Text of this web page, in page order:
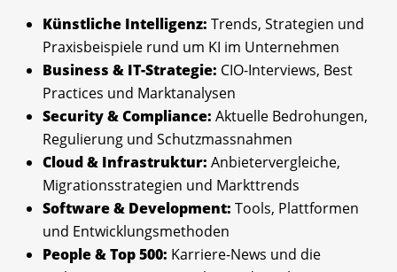
Künstliche Intelligenz: Trends, Strategien und
Praxisbeispiele rund um KI im Unternehmen
Business & IT-Strategie: CIO-Interviews, Best
Practices und Marktanalysen
Security & Compliance: Aktuelle Bedrohungen,
Regulierung und Schutzmassnahmen
Cloud & Infrastruktur: Anbietervergleiche,
Migrationsstrategien und Markttrends
Software & Development: Tools, Plattformen
und Entwicklungsmethoden
People & Top 500: Karriere-News und die